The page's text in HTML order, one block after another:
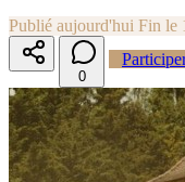
Publié aujourd'hui Fin le
0